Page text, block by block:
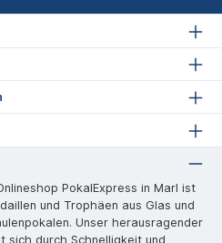
PokalExpress in Marl ist
und Trophäen aus Glas und
Unser herausragender
sich durch Schnelligkeit und